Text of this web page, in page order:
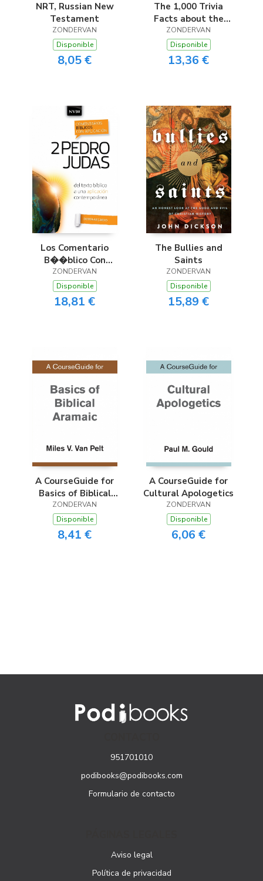
NRT, Russian New
Testament
ZONDERVAN
Disponible
8,05 €
The 1,000 Trivia
Facts about the
Bible
ZONDERVAN
Disponible
13,36 €
Los Comentario
B��blico Con
Aplicaci��n NVI 2
Pedro Y Judas
ZONDERVAN
Disponible
18,81 €
The Bullies and
Saints
ZONDERVAN
Disponible
15,89 €
A CourseGuide for
Basics of Biblical
Aramaic
ZONDERVAN
Disponible
8,41 €
A CourseGuide for
Cultural Apologetics
ZONDERVAN
Disponible
6,06 €
951701010
podibooks@podibooks.com
Formulario de contacto
Aviso legal
Política de privacidad